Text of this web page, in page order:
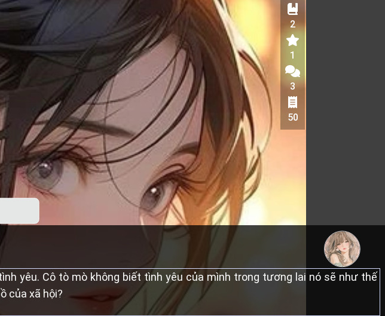
2
1
3
50
yêu. Cô tò mò không biết tình yêu của mình trong tương lai nó sẽ như thế
của xã hội?